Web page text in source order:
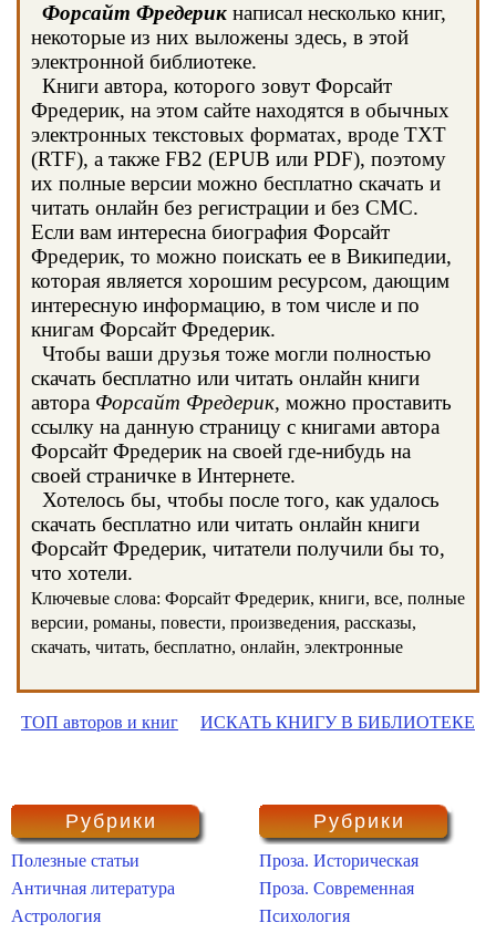
Форсайт Фредерик написал несколько книг,
некоторые из них выложены здесь, в этой
электронной библиотеке.
Книги автора, которого зовут Форсайт
Фредерик, на этом сайте находятся в обычных
электронных текстовых форматах, вроде TXT
(RTF), а также FB2 (EPUB или PDF), поэтому
их полные версии можно бесплатно скачать и
читать онлайн без регистрации и без СМС.
Если вам интересна биография Форсайт
Фредерик, то можно поискать ее в Википедии,
которая является хорошим ресурсом, дающим
интересную информацию, в том числе и по
книгам Форсайт Фредерик.
Чтобы ваши друзья тоже могли полностью
скачать бесплатно или читать онлайн книги
автора Форсайт Фредерик, можно проставить
ссылку на данную страницу с книгами автора
Форсайт Фредерик на своей где-нибудь на
своей страничке в Интернете.
Хотелось бы, чтобы после того, как удалось
скачать бесплатно или читать онлайн книги
Форсайт Фредерик, читатели получили бы то,
что хотели.
Ключевые слова: Форсайт Фредерик, книги, все, полные
версии, романы, повести, произведения, рассказы,
скачать, читать, бесплатно, онлайн, электронные
ТОП авторов и книг ИСКАТЬ КНИГУ В БИБЛИОТЕКЕ
Рубрики
Полезные статьи
Античная литература
Астрология
Рубрики
Проза. Историческая
Проза. Современная
Психология